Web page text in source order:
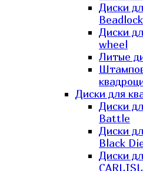
Диски
Beadlock
Диски
wheel
Литые
Диски для
Диски
Battle
Диски
Black
Диски